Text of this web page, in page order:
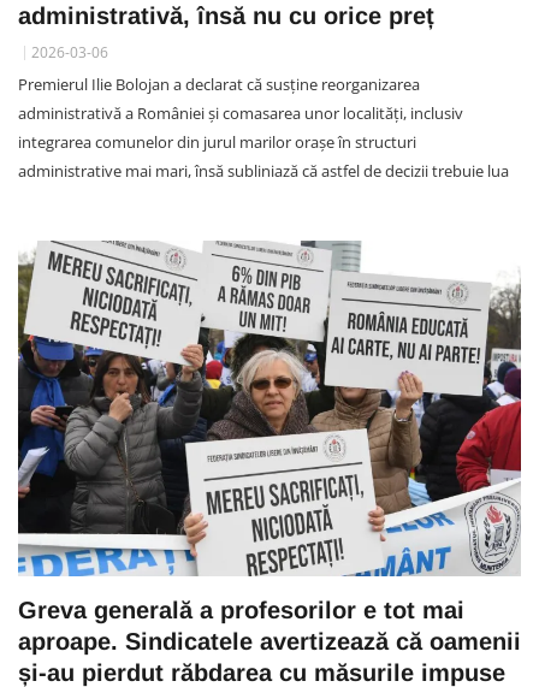
administrativă, însă nu cu orice preț
2026-03-06
Premierul Ilie Bolojan a declarat că susține reorganizarea
administrativă a României și comasarea unor localități, inclusiv
integrarea comunelor din jurul marilor orașe în structuri
administrative mai mari, însă subliniază că astfel de decizii trebuie lua
Greva generală a profesorilor e tot mai
aproape. Sindicatele avertizează că oamenii
și-au pierdut răbdarea cu măsurile impuse